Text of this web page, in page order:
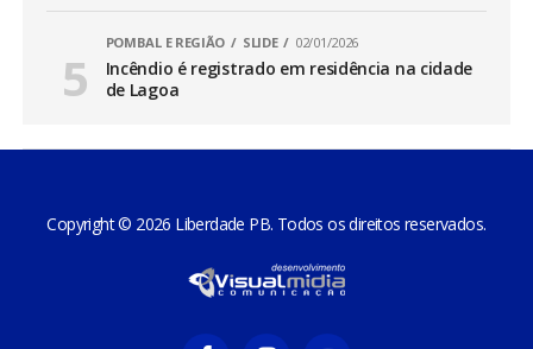
POMBAL E REGIÃO SLIDE 02/01/2026
Incêndio é registrado em residência na cidade
de Lagoa
Copyright © 2026 Liberdade PB. Todos os direitos reservados.